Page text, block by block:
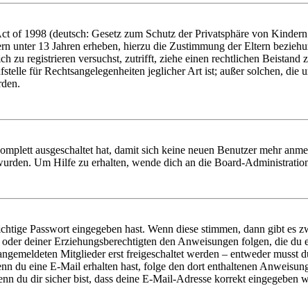
of 1998 (deutsch: Gesetz zum Schutz der Privatsphäre von
unter 13 Jahren erheben, hierzu die Zustimmung der Eltern
zu registrieren versuchst, zutrifft, ziehe einen rechtlichen
für Rechtsangelegenheiten jeglicher Art ist; außer solchen,
ausgeschaltet hat, damit sich keine neuen Benutzer mehr
Um Hilfe zu erhalten, wende dich an die Board-
Passwort eingegeben hast. Wenn diese stimmen, dann gibt es
deiner Erziehungsberechtigten den Anweisungen folgen, die
Mitglieder erst freigeschaltet werden – entweder musst
du eine E-Mail erhalten hast, folge den dort enthaltenen
du dir sicher bist, dass deine E-Mail-Adresse korrekt eingegeben